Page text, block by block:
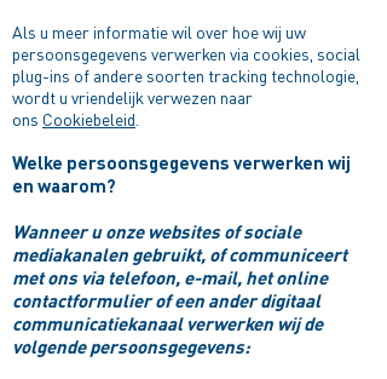
Als u meer informatie wil over hoe wij uw
persoonsgegevens verwerken via cookies, social
plug-ins of andere soorten tracking technologie,
wordt u vriendelijk verwezen naar
ons Cookiebeleid
Welke persoonsgegevens verwerken wij
en waarom?
Wanneer u onze websites of sociale
mediakanalen gebruikt, of communiceert
met ons via telefoon, e-mail, het online
contactformulier of een ander digitaal
communicatiekanaal verwerken wij de
volgende persoonsgegevens: